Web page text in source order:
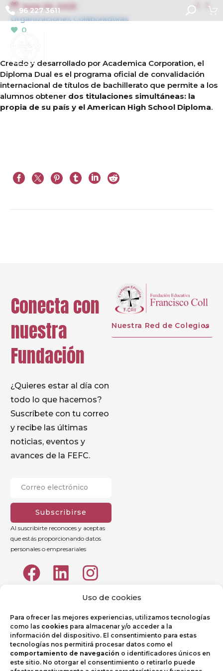
Uso de cookies
Para ofrecer las mejores experiencias, utilizamos tecnologías
como las cookies para almacenar y/o acceder a la
información del dispositivo. El consentimiento para estas
tecnologías nos permitirá procesar datos como el
comportamiento de navegación o identificadores únicos en
este sitio. No otorgar el consentimiento o retirarlo puede
96 227 3611  
June 30, 2025
Organizaciones Colaboradoras
0
Creado y desarrollado por Academica Corporation, el
Diploma Dual es el programa oficial de convalidación
internacional de títulos de bachillerato que permite a los
alumnos obtener dos titulaciones simultáneas: la
propia de su país y el American High School Diploma.
Conecta con
nuestra
Fundación
¿Quieres estar al día con
todo lo que hacemos?
Suscríbete con tu correo
y recibe las últimas
noticias, eventos y
avances de la FEFC.
Subscribirse
Al suscribirte reconoces y aceptas
que estás proporcionando datos
personales o empresariales
Nuestra Red de Colegios